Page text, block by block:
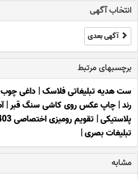
انتخاب آگهی
آگهی بعدی
برچسبهای مرتبط
ست هدیه تبلیغاتی فلاسک| داغی چوب
رند| چاپ عکس روی کاشی سنگ قبر|
پلاستیکی| تقویم رومیزی اختصاصی 1403
تبلیغات بصری|
مشابه